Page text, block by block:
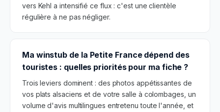
vers Kehl a intensifié ce flux : c'est une clientèle
régulière à ne pas négliger.
Ma winstub de la Petite France dépend des
touristes : quelles priorités pour ma fiche ?
Trois leviers dominent : des photos appétissantes de
vos plats alsaciens et de votre salle à colombages, un
volume d'avis multilingues entretenu toute l'année, et